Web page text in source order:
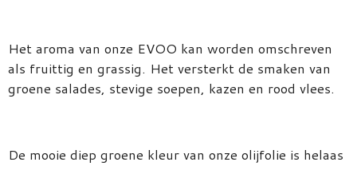
Het aroma van onze EVOO kan worden omschreven
als fruittig en grassig. Het versterkt de smaken van
groene salades, stevige soepen, kazen en rood vlees.
De mooie diep groene kleur van onze olijfolie is helaas